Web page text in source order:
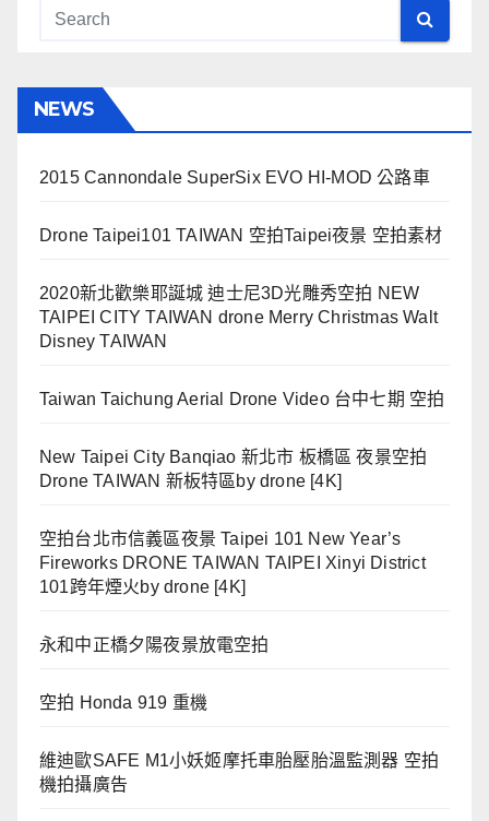
NEWS
2015 Cannondale SuperSix EVO HI-MOD 公路車
Drone Taipei101 TAIWAN 空拍Taipei夜景 空拍素材
2020新北歡樂耶誕城 迪士尼3D光雕秀空拍 NEW
TAIPEI CITY TAIWAN drone Merry Christmas Walt
Disney TAIWAN
Taiwan Taichung Aerial Drone Video 台中七期 空拍
New Taipei City Banqiao 新北市 板橋區 夜景空拍
Drone TAIWAN 新板特區by drone [4K]
空拍台北市信義區夜景 Taipei 101 New Year’s
Fireworks DRONE TAIWAN TAIPEI Xinyi District
101跨年煙火by drone [4K]
永和中正橋夕陽夜景放電空拍
空拍 Honda 919 重機
維迪歐SAFE M1小妖姬摩托車胎壓胎溫監測器 空拍
機拍攝廣告